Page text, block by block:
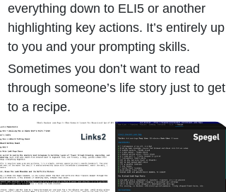
everything down to ELI5 or another
highlighting key actions. It’s entirely up
to you and your prompting skills.
Sometimes you don’t want to read
through someone’s life story just to get
to a recipe.